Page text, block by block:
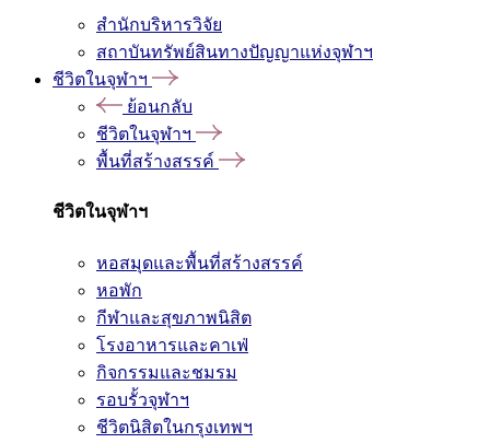
สำนักบริหารวิจัย
สถาบันทรัพย์สินทางปัญญาแห่งจุฬาฯ
ชีวิตในจุฬาฯ
ย้อนกลับ
ชีวิตในจุฬาฯ
พื้นที่สร้างสรรค์
ชีวิตในจุฬาฯ
หอสมุดและพื้นที่สร้างสรรค์
หอพัก
กีฬาและสุขภาพนิสิต
โรงอาหารและคาเฟ่
กิจกรรมและชมรม
รอบรั้วจุฬาฯ
ชีวิตนิสิตในกรุงเทพฯ